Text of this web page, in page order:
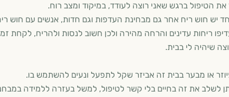
הטיפול ברגש שאני רוצה לעודד, במיקוד ומצב רוח.
יש חוש ריח אחר גם מבחינת העדפות וגם חדות, אנשים עם חוש
ריחות עדינים והרחה מהירה ולכן חשוב לנסות ולהריח, לקחת
שיהיה לי בבית.
או מבער בבית זה אביזר שקל לתפעל ונעים להשתמש בו.
לשלב את זה בחיים בלי קשר לטיפול, למשל בעזרה ללמידה